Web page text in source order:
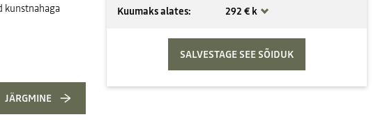
kunstnahaga
JÄRGMINE
Kuumaks alates: 292 € k
SALVESTAGE SEE SÕIDUK